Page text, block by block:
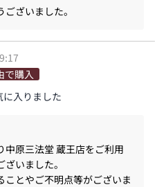
ざいました。
で購入
入りました
中原三法堂 蔵王店をご利用
いました。
とやご不明点等がございま